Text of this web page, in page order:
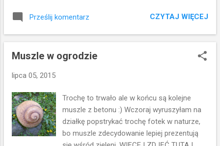
Prześlij komentarz CZYTAJ WIĘCEJ
Muszle w ogrodzie
lipca 05, 2015
Trochę to trwało ale w końcu są kolejne
muszle z betonu :) Wczoraj wyruszyłam na
działkę popstrykać trochę fotek w naturze,
bo muszle zdecydowanie lepiej prezentują